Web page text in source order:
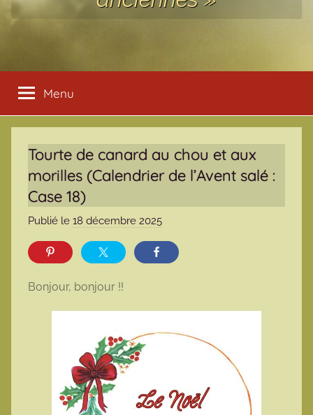
Menu
Tourte de canard au chou et aux
morilles (Calendrier de l’Avent salé :
Case 18)
Publié le 18 décembre 2025
a
r
m
e
Bonjour, bonjour !!